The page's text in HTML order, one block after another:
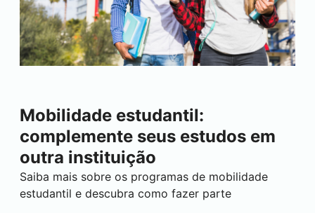
Mobilidade estudantil:
complemente seus estudos em
outra instituição
Saiba mais sobre os programas de mobilidade
estudantil e descubra como fazer parte